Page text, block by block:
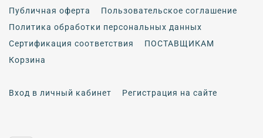
Публичная оферта
Пользовательское соглашение
Политика обработки персональных данных
Сертификация соответствия
ПОСТАВЩИКАМ
Корзина
Вход в личный кабинет Регистрация на сайте